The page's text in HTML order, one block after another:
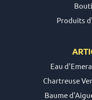
Produits
Eau
Chartreuse
Baume